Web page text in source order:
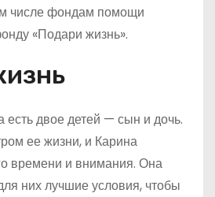
числе фондам помощи
«Подари жизнь».
двое детей — сын и дочь.
ее жизни, и Карина
времени и внимания. Она
них лучшие условия, чтобы